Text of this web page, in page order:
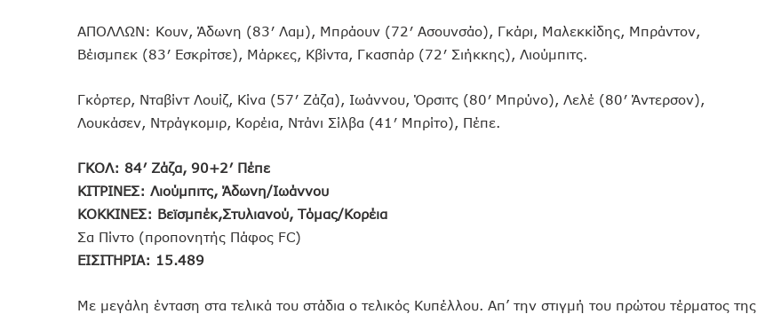
ΑΠΟΛΛΩΝ: Κουν, Άδωνη (83′ Λαμ), Μπράουν (72′ Ασουνσάο), Γκάρι, Μαλεκκίδης, Μπράντον,
Βέισμπεκ (83′ Εσκρίτσε), Μάρκες, Κβίντα, Γκασπάρ (72′ Σιήκκης), Λιούμπιτς.
Γκόρτερ, Νταβίντ Λουίζ, Κίνα (57′ Ζάζα), Ιωάννου, Όρσιτς (80′ Μπρύνο), Λελέ (80′ Άντερσον),
Λουκάσεν, Ντράγκομιρ, Κορέια, Ντάνι Σίλβα (41′ Μπρίτο), Πέπε.
ΓΚΟΛ: 84′ Ζάζα, 90+2′ Πέπε
ΚΙΤΡΙΝΕΣ: Λιούμπιτς, Άδωνη/Ιωάννου
KOKKINEΣ: Βεϊσμπέκ,Στυλιανού, Τόμας/Κορέια
Σα Πίντο (προπονητής Πάφος FC)
ΕΙΣΙΤΗΡΙΑ: 15.489
Με μεγάλη ένταση στα τελικά του στάδια ο τελικός Κυπέλλου. Απ’ την στιγμή του πρώτου τέρματος της